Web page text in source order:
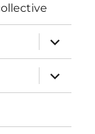
ouvrir
le
sous-
menu
ouvrir
le
sous-